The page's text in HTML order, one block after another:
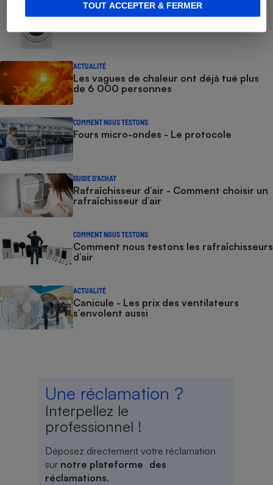
TOUT ACCEPTER & FERMER
COMMENT NOUS TESTONS
ACTUALITÉ
Les vagues de chaleur ont déjà tué plus
de 6 000 personnes
COMMENT NOUS TESTONS
Fours micro-ondes - Le protocole
GUIDE D'ACHAT
Rafraîchisseur d’air - Comment choisir un
rafraîchisseur d’air
COMMENT NOUS TESTONS
Comment nous testons les rafraîchisseurs
d’air
ACTUALITÉ
Canicule - Les prix des ventilateurs
s’envolent aussi
Une réclamation ?
Interpellez le
professionnel !
Déposez directement votre réclamation
sur notre plateforme des
réclamations.